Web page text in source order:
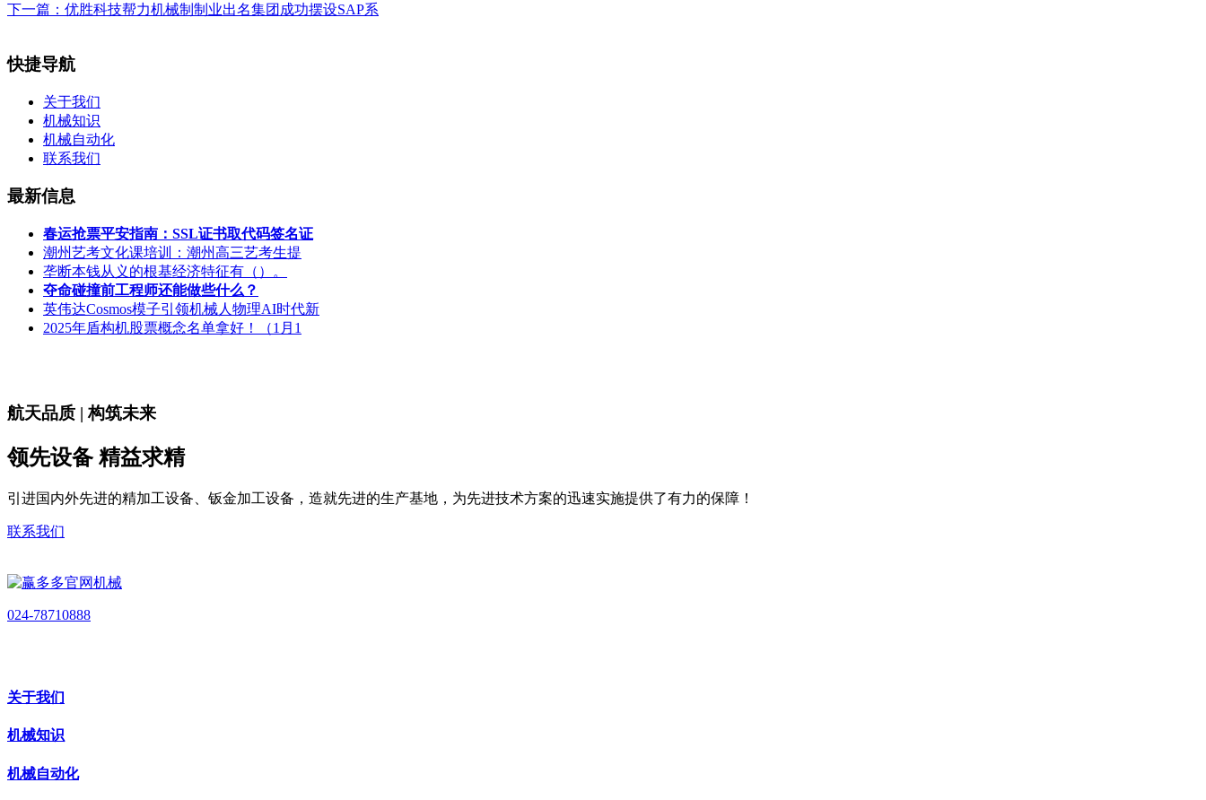
下一篇： 优胜科技帮力机械制制业出名集团成功摆设SAP系
快捷导航
关于我们
机械知识
机械自动化
联系我们
最新信息
春运抢票平安指南：SSL证书取代码签名证
潮州艺考文化课培训：潮州高三艺考生提
垄断本钱从义的根基经济特征有（）。
夺命碰撞前工程师还能做些什么？
英伟达Cosmos模子引领机械人物理AI时代新
2025年盾构机股票概念名单拿好！（1月1
航天品质 | 构筑未来
领先设备 精益求精
引进国内外先进的精加工设备、钣金加工设备，造就先进的生产基地，为先进技术方案的迅速实施提供了有力的保障！
联系我们
024-78710888
关于我们
机械知识
机械自动化